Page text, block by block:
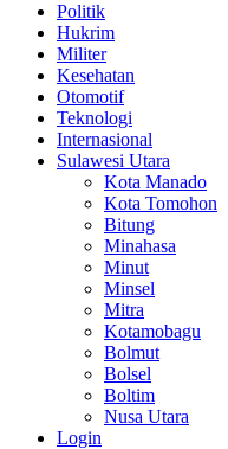
Politik
Hukrim
Militer
Kesehatan
Otomotif
Teknologi
Internasional
Sulawesi Utara
Kota Manado
Kota Tomohon
Bitung
Minahasa
Minut
Minsel
Mitra
Kotamobagu
Bolmut
Bolsel
Boltim
Nusa Utara
Login